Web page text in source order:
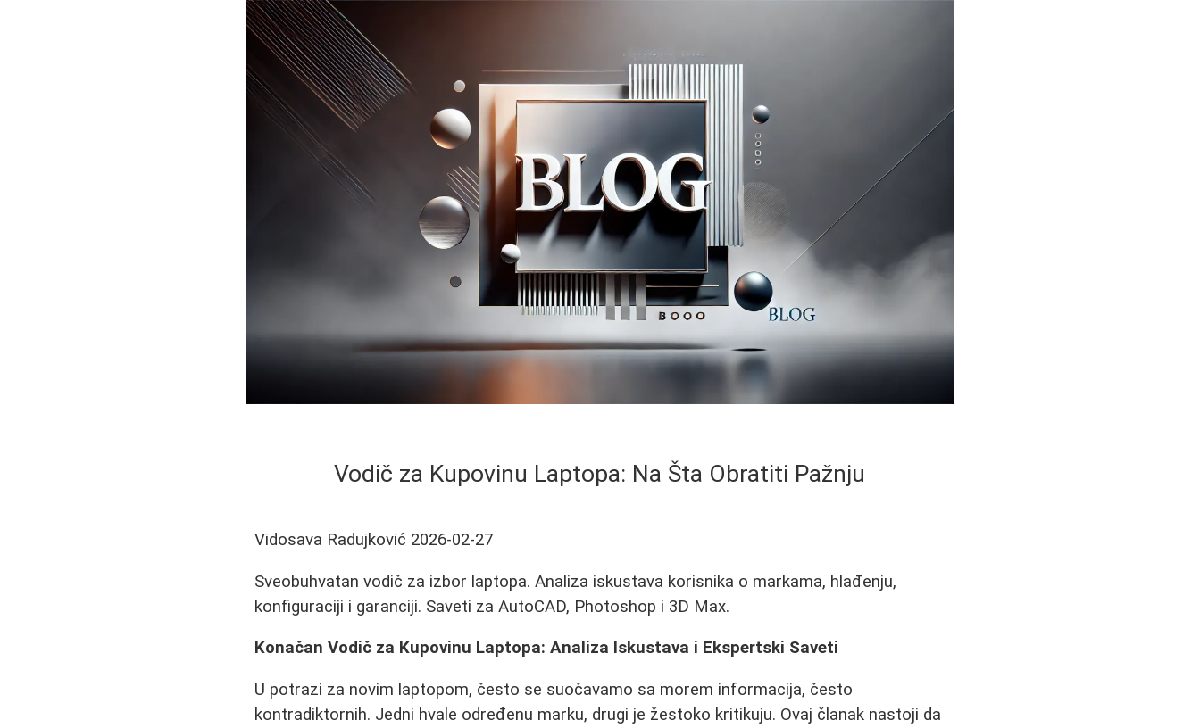
Vodič za Kupovinu Laptopa: Na Šta Obratiti Pažnju
Vidosava Radujković 2026-02-27
Sveobuhvatan vodič za izbor laptopa. Analiza iskustava korisnika o markama, hlađenju,
konfiguraciji i garanciji. Saveti za AutoCAD, Photoshop i 3D Max.
Konačan Vodič za Kupovinu Laptopa: Analiza Iskustava i Ekspertski Saveti
U potrazi za novim laptopom, često se suočavamo sa morem informacija, često
kontradiktornih. Jedni hvale određenu marku, drugi je žestoko kritikuju. Ovaj članak nastoji da